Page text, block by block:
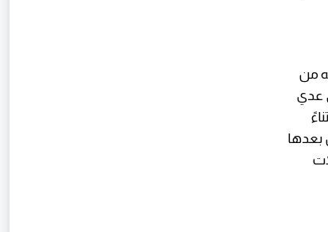
من
عدي
بعدها